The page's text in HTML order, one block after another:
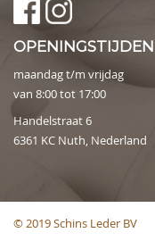
maandag t/m vrijdag
van 8:00 tot 17:00
Handelstraat 6
6361 KC Nuth, Nederland
© 2019 Schins Leder BV